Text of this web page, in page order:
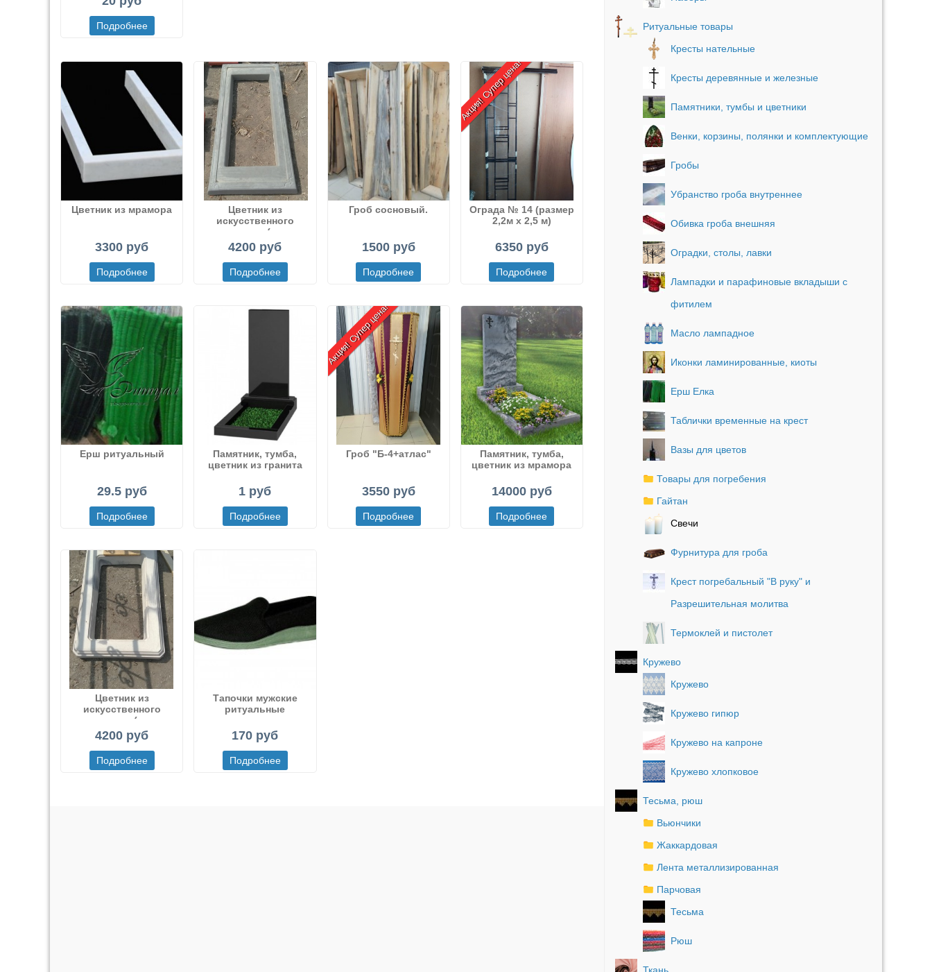
Цветник из мрамора
3300 руб
Цветник из
искусственного
мрамора (или
декоративного бетона)
4200 руб
Гроб сосновый.
1500 руб
Акция! Супер цена!
Ограда № 14 (размер
2,2м х 2,5 м)
6350 руб
Ерш ритуальный
29.5 руб
Памятник, тумба,
цветник из гранита
1 руб
Акция! Супер цена!
Гроб "Б-4+атлас"
3550 руб
Памятник, тумба,
цветник из мрамора
(Полевского)
14000 руб
Цветник из
искусственного
мрамора (или
декоративного бетона)
4200 руб
Тапочки мужские
ритуальные
170 руб
Ритуальные товары
Кресты нательные
Кресты деревянные и железные
Памятники, тумбы и цветники
Венки, корзины, полянки и комплектующие
Гробы
Убранство гроба внутреннее
Обивка гроба внешняя
Оградки, столы, лавки
Лампадки и парафиновые вкладыши с
фитилем
Масло лампадное
Иконки ламинированные, киоты
Ерш Елка
Таблички временные на крест
Вазы для цветов
Товары для погребения
Гайтан
Свечи
Фурнитура для гроба
Крест погребальный "В руку" и
Разрешительная молитва
Термоклей и пистолет
Кружево
Кружево
Кружево гипюр
Кружево на капроне
Кружево хлопковое
Тесьма, рюш
Вьюнчики
Жаккардовая
Лента металлизированная
Парчовая
Тесьма
Рюш
Ткань